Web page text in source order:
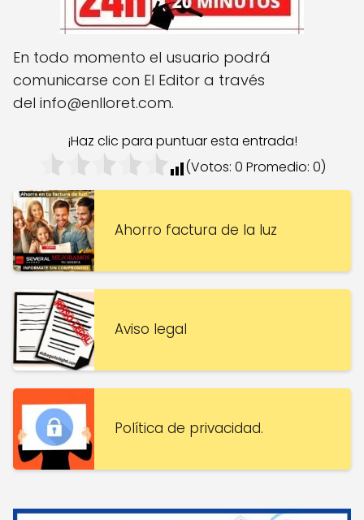
En todo momento el usuario podrá
comunicarse con El Editor a través
del info@enlloret.com.
¡Haz clic para puntuar esta entrada!
(Votos: 0 Promedio: 0)
Ahorro factura de la luz
Aviso legal
Política de privacidad.